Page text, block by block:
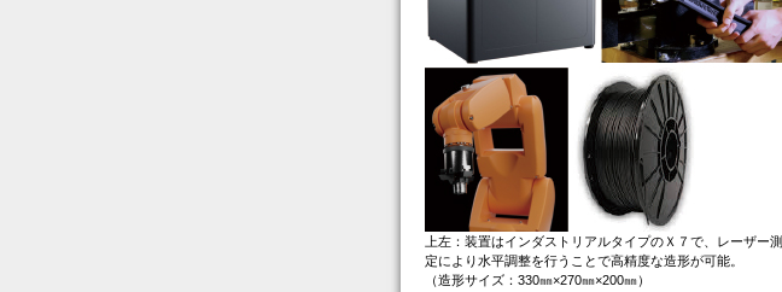
上左：装置はインダストリアルタイプのＸ７で、レーザー測
定により水平調整を行うことで高精度な造形が可能。
（造形サイズ：330㎜×270㎜×200㎜）